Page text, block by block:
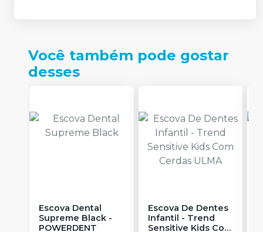
Você também pode gostar
desses
Escova Dental
Supreme Black -
POWERDENT
Escova De Dentes
Infantil - Trend
Sensitive Kids Com